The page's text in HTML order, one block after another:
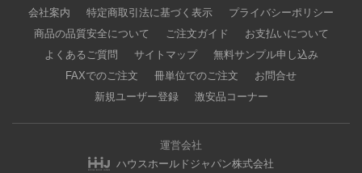
会社案内 特定商取引法に基づく表示
プライバシーポリシー
商品の品質安全について
ご注文ガイド
お支払いについて
よくあるご質問
サイトマップ
無料サンプル申し込み
FAXでのご注文
冊単位でのご注文
お問合せ
新規ユーザー登録
激安品コーナー
運営会社
ハウスホールドジャパン株式会社